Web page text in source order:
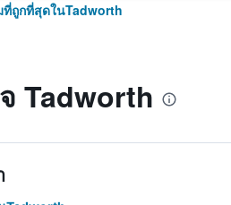
ที่ถูกที่สุดในTadworth
Tadworth